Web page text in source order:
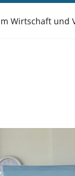
Wirtschaft